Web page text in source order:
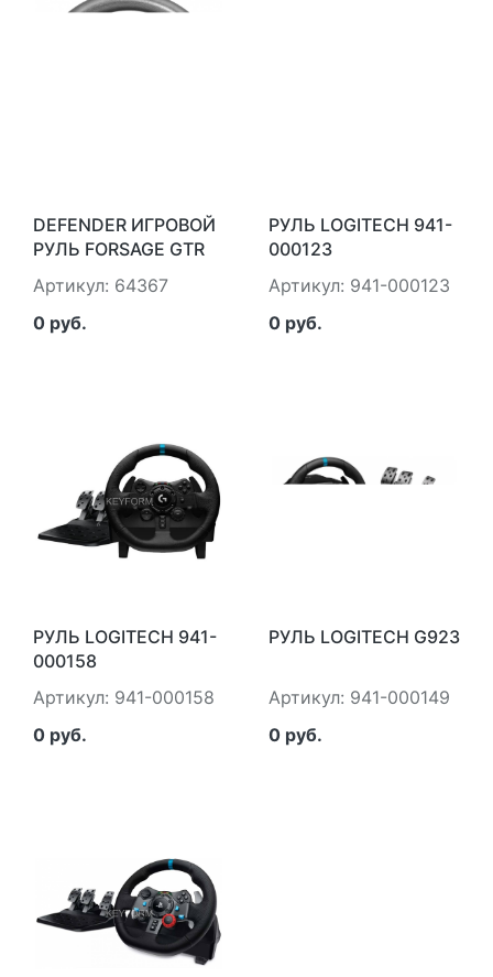
DEFENDER ИГРОВОЙ
РУЛЬ FORSAGE GTR
USB, 12 КНОПОК,
РЫЧАГ ПЕРЕДАЧ
DEFENDER FORSAGE
Артикул: 64367
0 руб.
РУЛЬ LOGITECH 941-
000123
Артикул: 941-000123
0 руб.
РУЛЬ LOGITECH 941-
000158
Артикул: 941-000158
0 руб.
РУЛЬ LOGITECH G923
Артикул: 941-000149
0 руб.